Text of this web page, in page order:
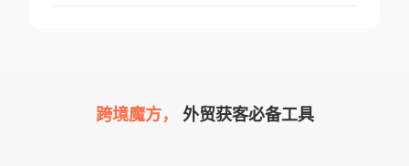
跨境魔方， 外贸获客必备工具